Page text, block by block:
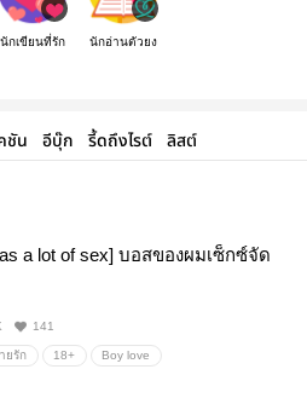
นักเขียนที่รัก นักอ่านตัวยง
ชัน อีบุ๊ก รี้ดถึงไรต์ ลิสต์
a lot of sex] บอสของผมเซ็กซ์จัด
141
ยรัก 18+ Boy love